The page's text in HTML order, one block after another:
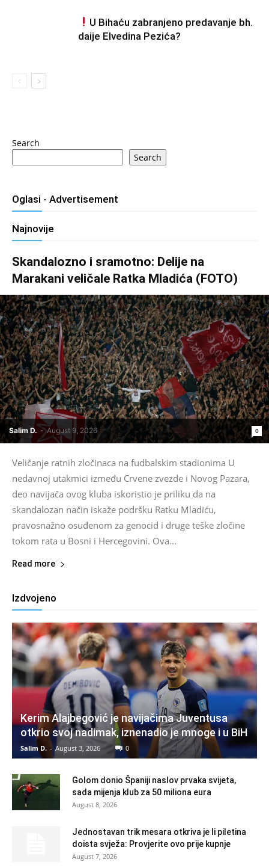
U Bihaću zabranjeno predavanje bh.
daije Elvedina Pezića?
Search
Search
Oglasi - Advertisement
Najnovije
Skandalozno i sramotno: Delije na
Marakani veličale Ratka Mladića (FOTO)
Salim D. - August 9, 2026 0
Veličanje ratnih zločinaca na fudbalskim stadionima U
nedavnoj utakmici između Crvene zvezde i Novog Pazara,
deo navijača ovog kluba iskoristio je priliku da na
skandalozan način iskaže podršku Ratku Mladiću,
pravosnažno osuđenom za genocid i druge teške zločine
tokom rata u Bosni i Hercegovini. Ova...
Read more
Izdvojeno
Kerim Alajbegović je navijačima Juventusa
otkrio svoj nadimak, iznenadio je mnoge i u BiH
Salim D. - August 3, 2026 0
Golom donio Španiji naslov prvaka svijeta,
sada mijenja klub za 50 miliona eura
August 8, 2026
Jednostavan trik mesara otkriva je li piletina
doista svježa: Provjerite ovo prije kupnje
August 7, 2026